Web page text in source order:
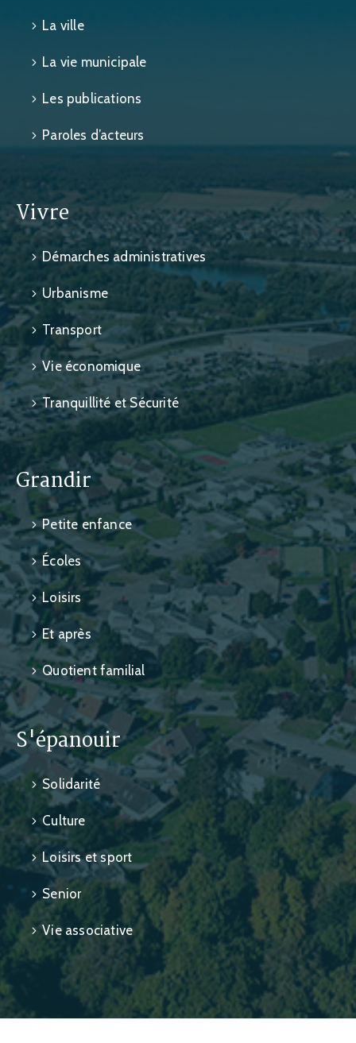
La ville
La vie municipale
Les publications
Paroles d’acteurs
Vivre
Démarches administratives
Urbanisme
Transport
Vie économique
Tranquillité et Sécurité
Grandir
Petite enfance
Écoles
Loisirs
Et après
Quotient familial
S'épanouir
Solidarité
Culture
Loisirs et sport
Senior
Vie associative